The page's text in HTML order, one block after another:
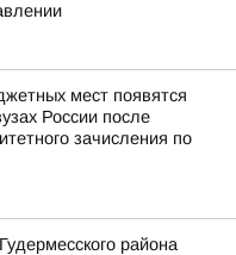
мест появятся
России после
зачисления по
района